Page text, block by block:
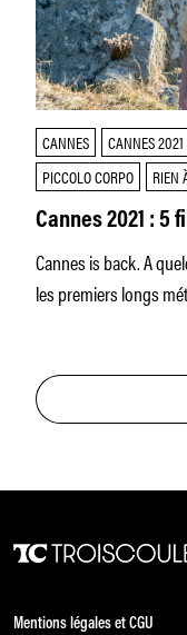
CANNES CANNES 2021
PICCOLO CORPO
RIEN
Cannes 2021 : 5
Cannes is back. A
les premiers longs
Mentions légales et CGU